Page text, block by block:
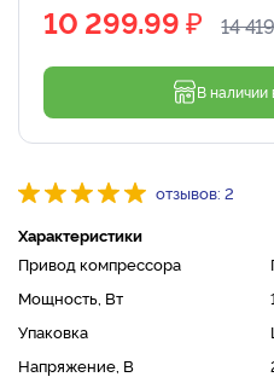
10 299.99₽ 14
В наличии
отзывов: 2
Характеристики
Привод компрессора
Мощность, Вт
Упаковка
Напряжение, В